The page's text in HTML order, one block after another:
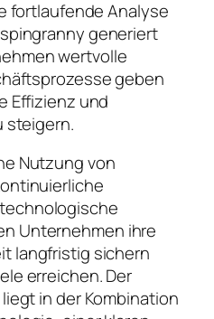
fortlaufende Analyse
generiert
wertvolle
geben
Effizienz und
steigern.
Nutzung von
Unternehmen ihre
langfristig sichern
erreichen. Der
in der Kombination